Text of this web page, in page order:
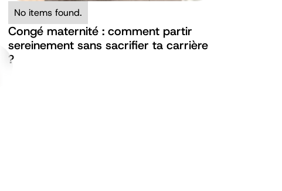
No items found.
Congé maternité : comment partir
sereinement sans sacrifier ta carrière
?